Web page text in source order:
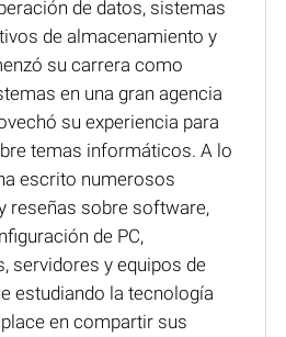
de datos, sistemas
de almacenamiento y
su carrera como
en una gran agencia
su experiencia para
temas informáticos. A lo
escrito numerosos
reseñas sobre software,
de PC,
servidores y equipos de
estudiando la tecnología
en compartir sus